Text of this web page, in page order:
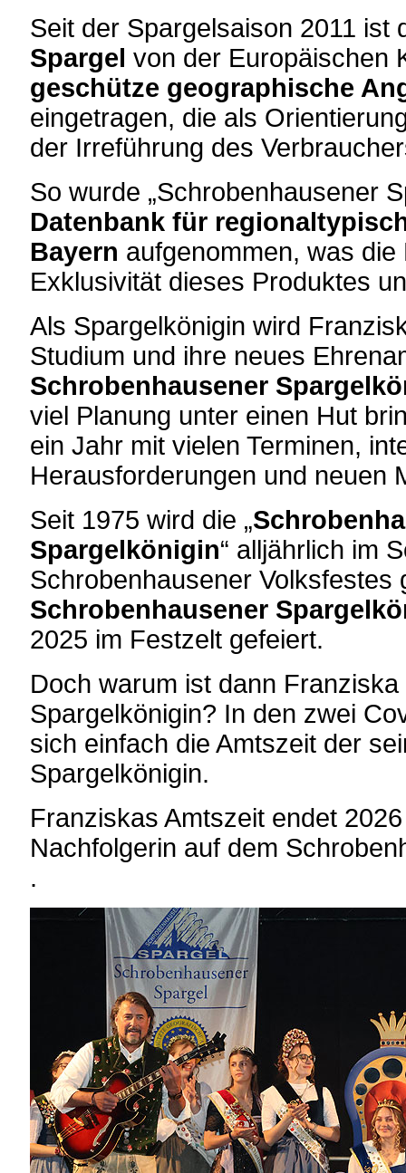
Seit der Spargelsaison 2011 ist
Spargel von der Europäischen
geschütze geographische
eingetragen, die als
der Irreführung des
So wurde „Schrobenhausener
Datenbank für
Bayern aufgenommen, was
Exklusivität dieses Produktes
Als Spargelkönigin wird
Studium und ihre neues
Schrobenhausener
viel Planung unter einen Hut
ein Jahr mit vielen Terminen,
Herausforderungen und neuen
Seit 1975 wird die „
Spargelkönigin“ alljährlich im
Schrobenhausener Volksfestes
Schrobenhausener
2025 im Festzelt gefeiert.
Doch warum ist dann
Spargelkönigin? In den zwei
sich einfach die Amtszeit der
Spargelkönigin.
Franziskas Amtszeit endet
Nachfolgerin auf dem
.